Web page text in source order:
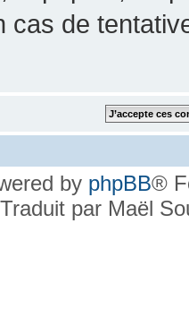
cas de
by phpBB®
Traduit par Maël